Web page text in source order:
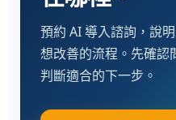
預約 AI 導入諮詢，說
想改善的流程。先確認
判斷適合的下一步。